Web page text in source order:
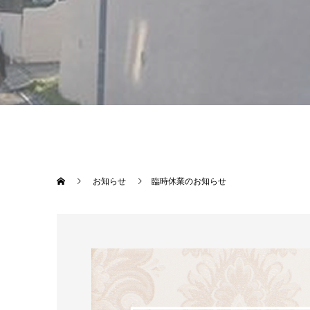
お知らせ 臨時休業のお知らせ